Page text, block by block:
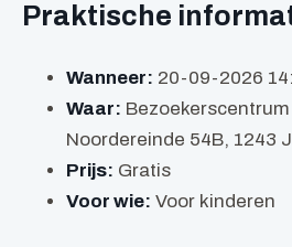
Praktische
Wanneer: 20-09-2026
Waar:
Noordereinde 54B, 1243
Prijs: Gratis
Voor wie: Voor kinderen